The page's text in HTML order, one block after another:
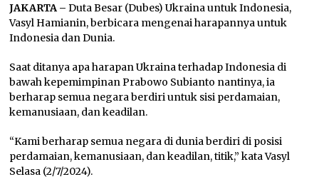
JAKARTA –Duta Besar (Dubes) Ukraina untuk Indonesia,
Vasyl Hamianin, berbicara mengenai harapannya untuk
Indonesia dan Dunia.
Saat ditanya apa harapan Ukraina terhadap Indonesia di
bawah kepemimpinan Prabowo Subianto nantinya, ia
berharap semua negara berdiri untuk sisi perdamaian,
kemanusiaan, dan keadilan.
“Kami berharap semua negara di dunia berdiri di posisi
perdamaian, kemanusiaan, dan keadilan, titik,” kata Vasyl
Selasa (2/7/2024).